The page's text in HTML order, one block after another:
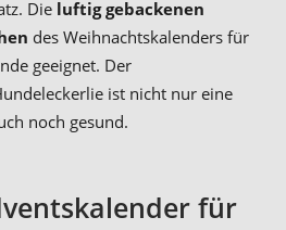
Die luftig gebackenen
des Weihnachtskalenders für
geeignet. Der
ist nicht nur eine
noch gesund.
für